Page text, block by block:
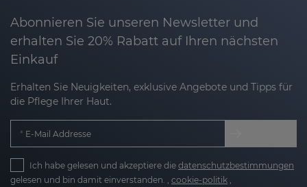
Anwendung herkömmlicher Anti-Aging-
Behandlungen.SAMAY von Sesderma
ist speziell
formuliert, um diesen Herausforderungen zu
begegnen: hochwirksam, aber sanft zur Haut.
Die Produkte enthalten eine innovative
Sensisomen
Basis von Glycerin. Diese ermöglichen es, die
Wirkstoffe besonders hautschonend tief in die
Haut einzuschleusen. Neben maximaler
Abonnieren Sie unseren Newsletter und
erhalten Sie 20% Rabatt auf Ihren nächsten
Einkauf
Erhalten Sie Neuigkeiten, exklusive Angebote und Tipps für
die Pflege Ihrer Haut.
E-Mail Addresse
Ich habe gelesen und akzeptiere die datenschutzbestimmungen
gelesen und bin damit einverstanden. , cookie-politik